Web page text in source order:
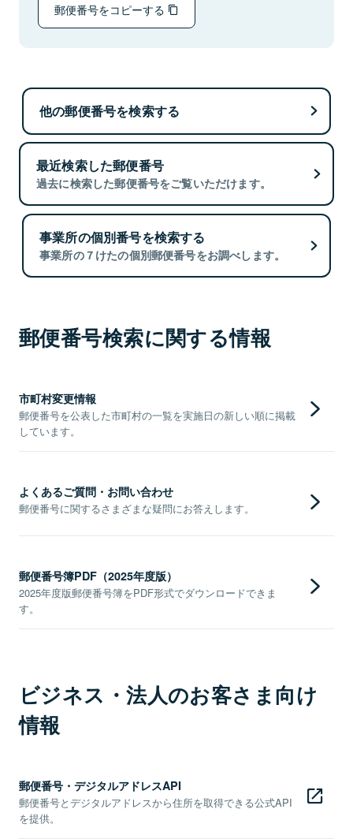
郵便番号をコピーする
他の郵便番号を検索する
最近検索した郵便番号
過去に検索した郵便番号をご覧いただけます。
事業所の個別番号を検索する
事業所の７けたの個別郵便番号をお調べします。
郵便番号検索に関する情報
市町村変更情報
郵便番号を公表した市町村の一覧を実施日の新しい順に掲載
しています。
よくあるご質問・お問い合わせ
郵便番号に関するさまざまな疑問にお答えします。
郵便番号簿PDF（2025年度版）
2025年度版郵便番号簿をPDF形式でダウンロードできま
す。
ビジネス・法人のお客さま向け
情報
郵便番号・デジタルアドレスAPI
郵便番号とデジタルアドレスから住所を取得できる公式API
を提供。